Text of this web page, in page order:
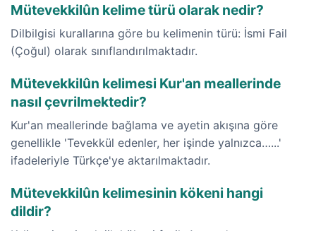
Mütevekkilûn kelime türü olarak nedir?
Dilbilgisi kurallarına göre bu kelimenin türü: İsmi Fail
(Çoğul) olarak sınıflandırılmaktadır.
Mütevekkilûn kelimesi Kur'an meallerinde
nasıl çevrilmektedir?
Kur'an meallerinde bağlama ve ayetin akışına göre
genellikle 'Tevekkül edenler, her işinde yalnızca…...'
ifadeleriyle Türkçe'ye aktarılmaktadır.
Mütevekkilûn kelimesinin kökeni hangi
dildir?